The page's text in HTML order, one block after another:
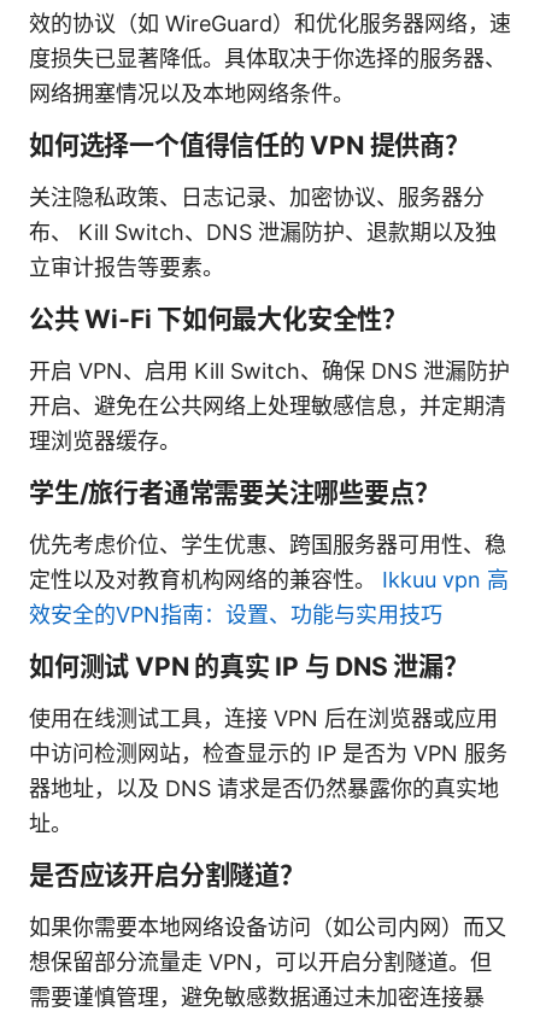
效的协议（如 WireGuard）和优化服务器网络，速
度损失已显著降低。具体取决于你选择的服务器、
网络拥塞情况以及本地网络条件。
如何选择一个值得信任的 VPN 提供商？
关注隐私政策、日志记录、加密协议、服务器分
布、 Kill Switch、DNS 泄漏防护、退款期以及独
立审计报告等要素。
公共 Wi‑Fi 下如何最大化安全性？
开启 VPN、启用 Kill Switch、确保 DNS 泄漏防护
开启、避免在公共网络上处理敏感信息，并定期清
理浏览器缓存。
学生/旅行者通常需要关注哪些要点？
优先考虑价位、学生优惠、跨国服务器可用性、稳
定性以及对教育机构网络的兼容性。 Ikkuu vpn 高
效安全的VPN指南：设置、功能与实用技巧
如何测试 VPN 的真实 IP 与 DNS 泄漏？
使用在线测试工具，连接 VPN 后在浏览器或应用
中访问检测网站，检查显示的 IP 是否为 VPN 服务
器地址，以及 DNS 请求是否仍然暴露你的真实地
址。
是否应该开启分割隧道？
如果你需要本地网络设备访问（如公司内网）而又
想保留部分流量走 VPN，可以开启分割隧道。但
需要谨慎管理，避免敏感数据通过未加密连接暴